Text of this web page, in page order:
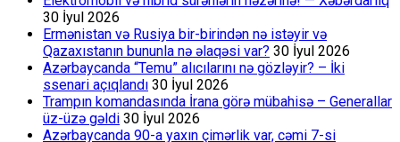
30 İyul 2026
Ermənistan və Rusiya bir-birindən nə istəyir və
Qazaxıstanın bununla nə əlaqəsi var? 30 İyul 2026
Azərbaycanda “Temu” alıcılarını nə gözləyir? – İki
ssenari açıqlandı 30 İyul 2026
Trampın komandasında İrana görə mübahisə – Generallar
üz-üzə gəldi 30 İyul 2026
Azərbaycanda 90-a yaxın çimərlik var, cəmi 7-si